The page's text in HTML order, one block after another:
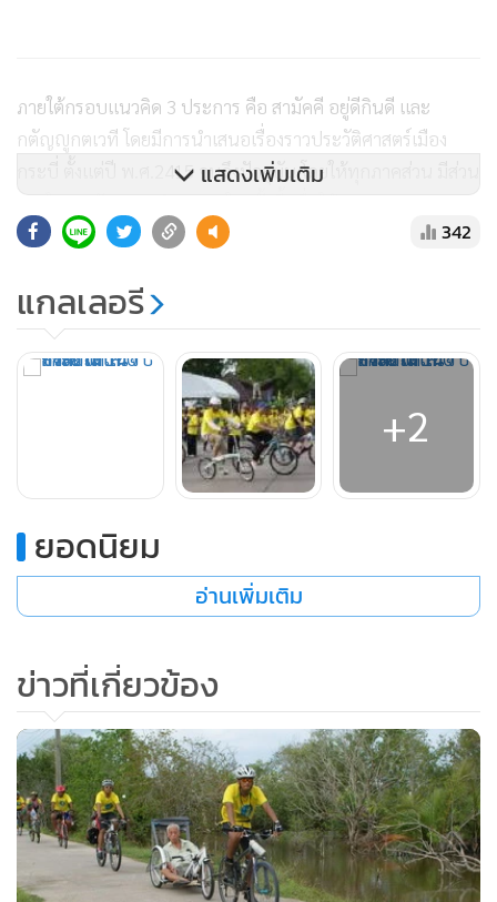
ภายใต้กรอบแนวคิด 3 ประการ คือ สามัคคี อยู่ดีกินดี และ
กตัญญูกตเวที โดยมีการนำเสนอเรื่องราวประวัติศาสตร์เมือง
กระบี่ ตั้งแต่ปี พ.ศ.2415 จนถึงปัจจุบัน โดยให้ทุกภาคส่วน มีส่วน
ร่วมในการจัดงานเฉลิมฉลอง ในครั้งนี้ เพื่อให้ประชาชนและ
เยาวชนและนักท่องเที่ยวได้รับทราบถึงศิลปวัฒนธรรมและ
เพื่อส่งเสริมและพัฒนาการท่องเที่ยวจังหวัดกระบี่ จึงได้จัด
โครงการปั่นจักรยาน 140 ปี จังหวัดกระบี่ ชีวีสดใสใส่ใจสิ่ง
แวดล้อมในวันนี้ ซึ่งเป็นกิจกรรมหนึ่งที่จัดขึ้นเพื่อร่วมเฉลิมฉลอง
ครบรอบ 140 ปี แห่งการจัดตั้งจังหวัดกระบี่
แสดงเพิ่มเติม
342
แกลเลอรี
+2
ยอดนิยม
อ่านเพิ่มเติม
ข่าวที่เกี่ยวข้อง